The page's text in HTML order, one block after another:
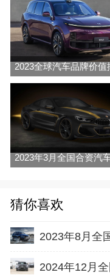
猜你喜欢
2023年8月全
2024年12月